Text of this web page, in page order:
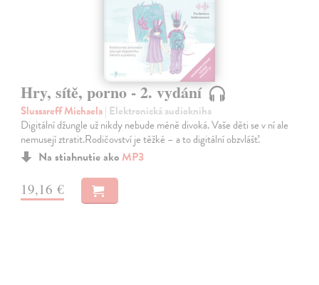
Hry, sítě, porno - 2. vydání
Slussareff Michaela| Elektronická audiokniha
Digitální džungle už nikdy nebude méně divoká. Vaše děti se v ní ale
nemusejí ztratit.Rodičovství je těžké – a to digitální obzvlášť.
Na stiahnutie ako MP3
19,16 €